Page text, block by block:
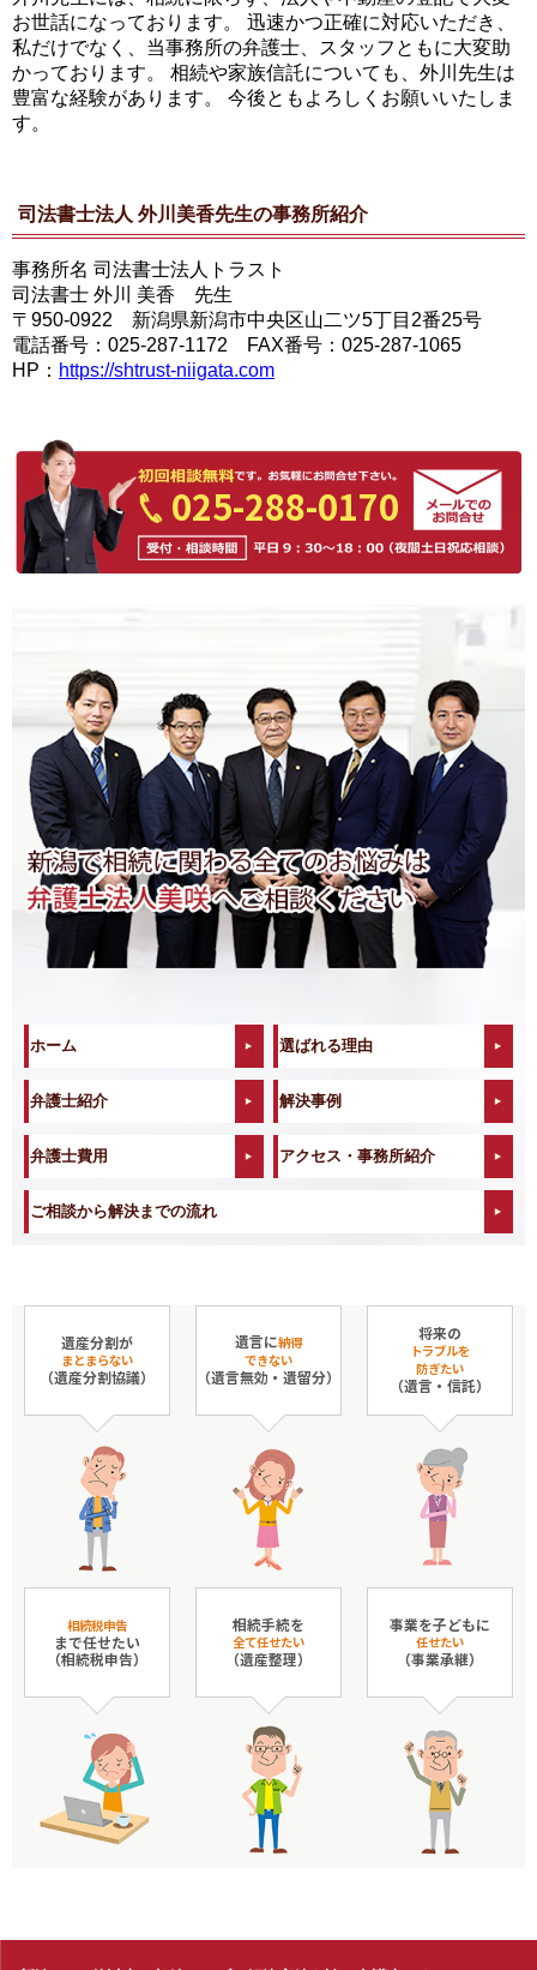
お世話になっております。 迅速かつ正確に対応いただき、
私だけでなく、当事務所の弁護士、スタッフともに大変助
かっております。 相続や家族信託についても、外川先生は
豊富な経験があります。 今後ともよろしくお願いいたしま
す。
司法書士法人 外川美香先生の事務所紹介
事務所名 司法書士法人トラスト
司法書士 外川 美香 先生
〒950-0922 新潟県新潟市中央区山二ツ5丁目2番25号
電話番号：025-287-1172 FAX番号：025-287-1065
HP： https://shtrust-niigata.com
025-288-0170
ホーム 選ばれる理由
弁護士紹介 解決事例
弁護士費用 アクセス・事務所紹介
ご相談から解決までの流れ
遺産分割が
まとまらない
（遺産分割協議）
遺言に納得
できない
（遺言無効・遺留分）
将来の
トラブルを
防ぎたい
（遺言・信託）
相続税申告
まで任せたい
（相続税申告）
相続手続を
全て任せたい
（遺産整理）
事業を子どもに
任せたい
（事業承継）